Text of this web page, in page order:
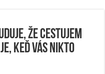
že cestujem
keď vás nikto